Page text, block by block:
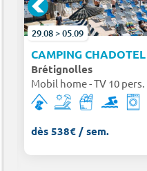
SUR-VIE À 4 KM)
29.08 > 05.09
CAMPING
Brétignolles
Mobil home - TV 10 pers.
dès 538€ / sem.